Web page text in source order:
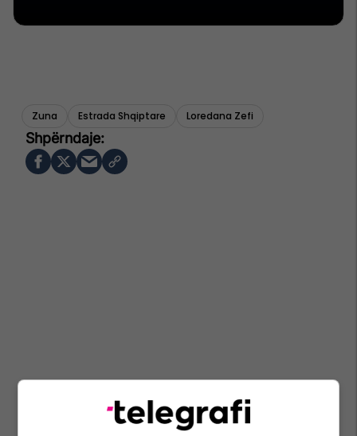
Zuna Estrada Shqiptare Loredana Zefi